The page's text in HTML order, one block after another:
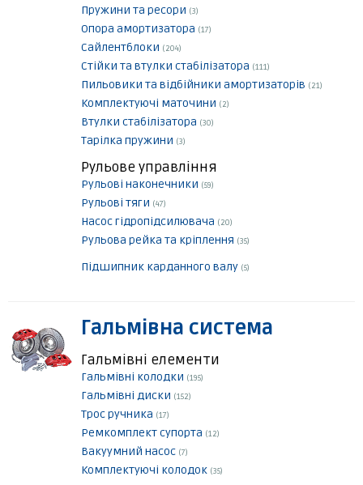
Пружини та ресори (3)
Опора амортизатора (17)
Сайлентблоки (204)
Стійки та втулки стабілізатора (111)
Пильовики та відбійники амортизаторів (21)
Комплектуючі маточини (2)
Втулки стабілізатора (30)
Тарілка пружини (3)
Рульове управління
Рульові наконечники (59)
Рульові тяги (47)
Насос гідропідсилювача (20)
Рульова рейка та кріплення (35)
Підшипник карданного валу (5)
Гальмівна система
Гальмівні елементи
Гальмівні колодки (195)
Гальмівні диски (152)
Трос ручника (17)
Ремкомплект супорта (12)
Вакуумний насос (7)
Комплектуючі колодок (35)